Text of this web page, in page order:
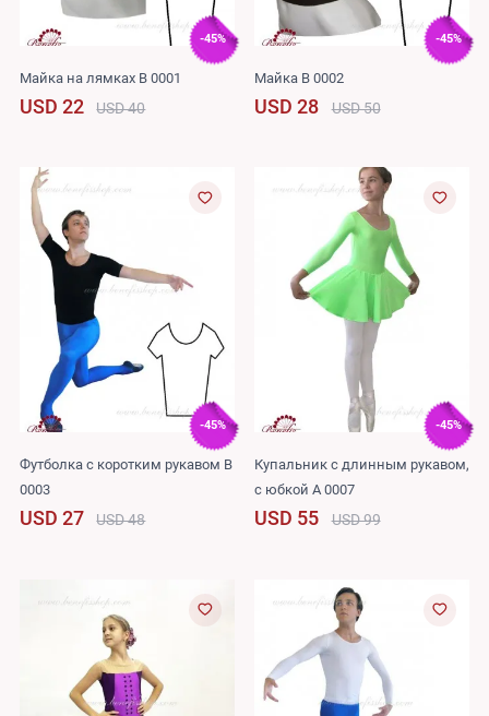
-45%
Майка на лямках B 0001
USD 22 USD 40
-45%
Майка B 0002
USD 28 USD 50
-45%
Футболка с коротким рукавом B
0003
USD 27 USD 48
-45%
Купальник с длинным рукавом,
с юбкой A 0007
USD 55 USD 99